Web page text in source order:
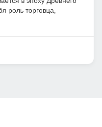
роль торговца,